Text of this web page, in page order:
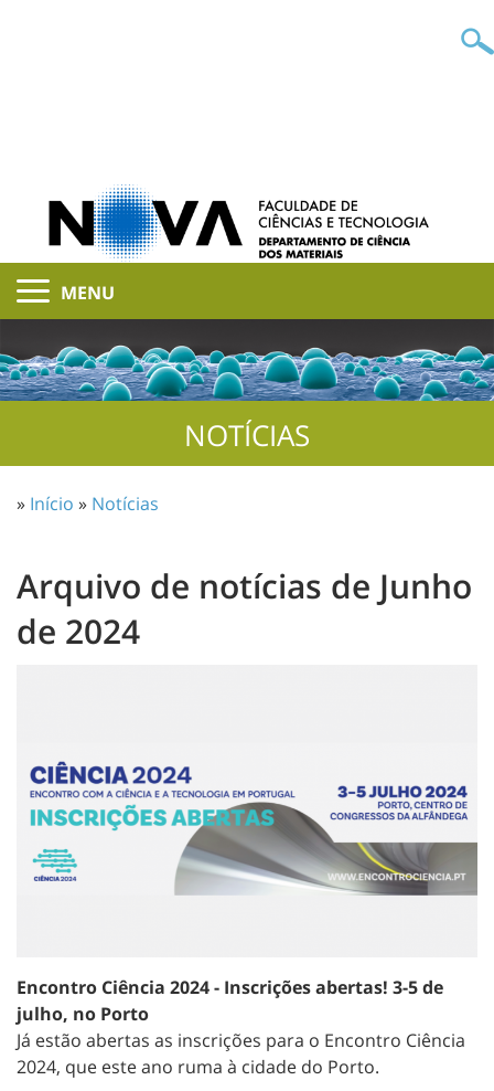
MENU
NOTÍCIAS
» Início » Notícias
Arquivo de notícias de Junho
de 2024
Encontro Ciência 2024 - Inscrições abertas! 3-5 de
julho, no Porto
Já estão abertas as inscrições para o Encontro Ciência
2024, que este ano ruma à cidade do Porto.